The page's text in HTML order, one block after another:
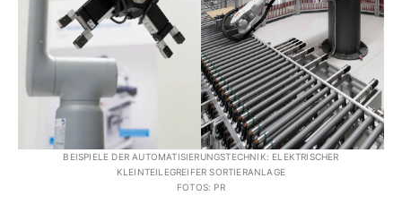
BEISPIELE DER AUTOMATISIERUNGSTECHNIK: ELEKTRISCHER
KLEINTEILEGREIFER SORTIERANLAGE
FOTOS: PR